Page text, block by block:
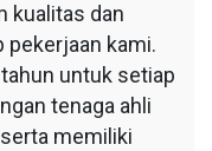
kualitas dan
pekerjaan kami.
untuk setiap
tenaga ahli
memiliki